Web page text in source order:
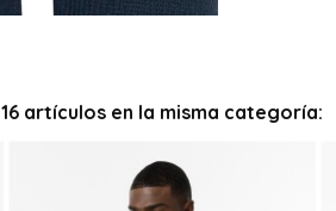
16 artículos en la misma categoría: